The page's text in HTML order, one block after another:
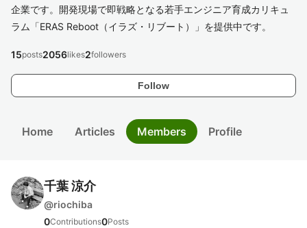
企業です。開発現場で即戦略となる若手エンジニア育成カリキュ
ラム「ERAS Reboot（イラズ・リブート）」を提供中です。
Follow
15posts2056likes2followers
Home Articles Members Profile
千葉 涼介
@riochiba
0Contributions0Posts